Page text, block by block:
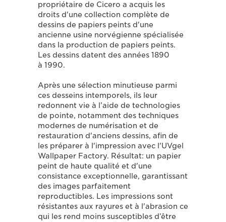
propriétaire de Cicero a acquis les
droits d'une collection complète de
dessins de papiers peints d'une
ancienne usine norvégienne spécialisée
dans la production de papiers peints.
Les dessins datent des années 1890
à 1990.
Après une sélection minutieuse parmi
ces desseins intemporels, ils leur
redonnent vie à l’aide de technologies
de pointe, notamment des techniques
modernes de numérisation et de
restauration d'anciens dessins, afin de
les préparer à l'impression avec l'UVgel
Wallpaper Factory. Résultat: un papier
peint de haute qualité et d'une
consistance exceptionnelle, garantissant
des images parfaitement
reproductibles. Les impressions sont
résistantes aux rayures et à l'abrasion ce
qui les rend moins susceptibles d’être